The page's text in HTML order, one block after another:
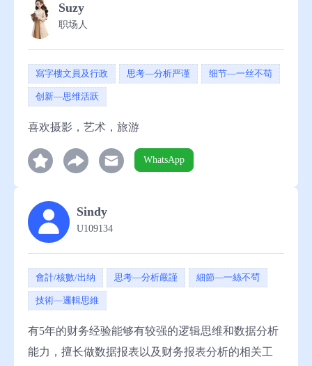
Suzy
职场人
寫字樓文員及行政 思考—分析严谨 细节—一丝不苟
创新—思维活跃
喜欢摄影，艺术，旅游
WhatsApp
Sindy
U109134
會計/核數/出纳 思考—分析嚴謹 細節—一絲不茍
技術—邏輯思維
有5年的财务经验能够有较强的逻辑思维和数据分析
能力，擅长做数据报表以及财务报表分析的相关工